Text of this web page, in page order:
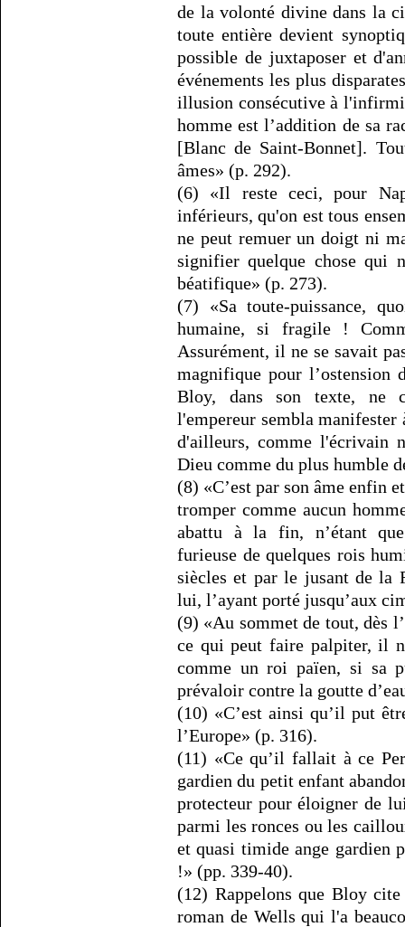
de la volonté divine dans la
toute entière devient
possible de juxtaposer et
événements les plus
illusion consécutive à
homme est l’addition de sa
[Blanc de Saint-Bonnet].
âmes» (p. 292).
(6) «Il reste ceci, pour
inférieurs, qu'on est tous
ne peut remuer un doigt ni
signifier quelque chose qui
béatifique» (p. 273).
(7) «Sa toute-puissance,
humaine, si fragile !
Assurément, il ne se savait
magnifique pour l’ostension
Bloy, dans son texte, ne
l'empereur sembla
d'ailleurs, comme l'écrivain
Dieu comme du plus humble
(8) «C’est par son âme enfin
tromper comme aucun
abattu à la fin, n’étant
furieuse de quelques rois
siècles et par le jusant de la
lui, l’ayant porté jusqu’aux
(9) «Au sommet de tout, dès
ce qui peut faire palpiter, il
comme un roi païen, si sa
prévaloir contre la goutte
(10) «C’est ainsi qu’il put
l’Europe» (p. 316).
(11) «Ce qu’il fallait à ce
gardien du petit enfant
protecteur pour éloigner de
parmi les ronces ou les
et quasi timide ange gardien
!» (pp. 339-40).
(12) Rappelons que Bloy
roman de Wells qui l'a